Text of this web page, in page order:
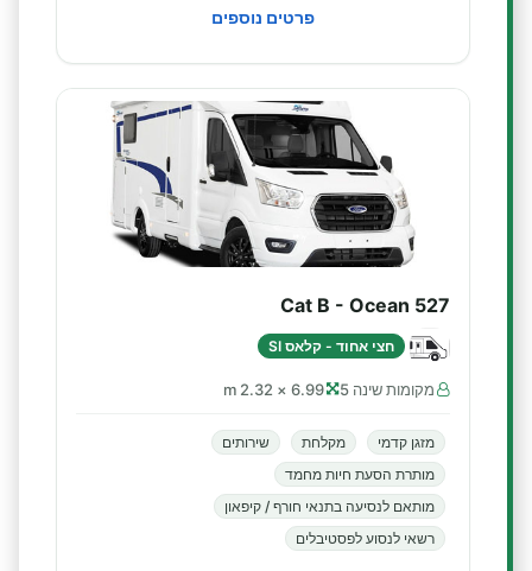
פרטים נוספים
Cat B - Ocean 527
חצי אחוד - קלאס SI
מקומות שינה 5 6.99 × 2.32 m
מזגן קדמי מקלחת
שירותים
מותרת הסעת חיות מחמד
מותאם לנסיעה בתנאי חורף / קיפאון
רשאי לנסוע לפסטיבלים